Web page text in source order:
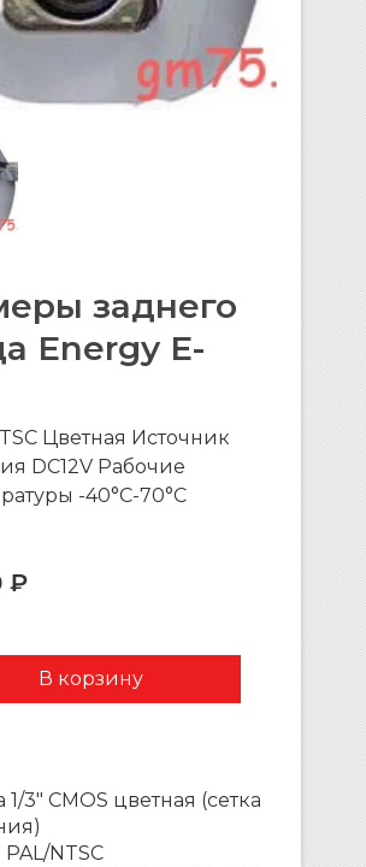
заднего
Energy E-
Цветная Источник
DC12V Рабочие
-40°С-70°С
₽
3″ CMOS цветная (сетка
NTSC